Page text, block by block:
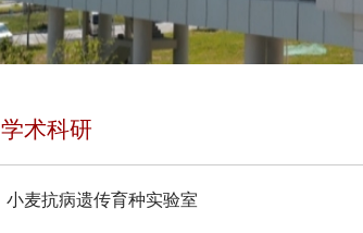
学术科研
小麦抗病遗传育种实验室